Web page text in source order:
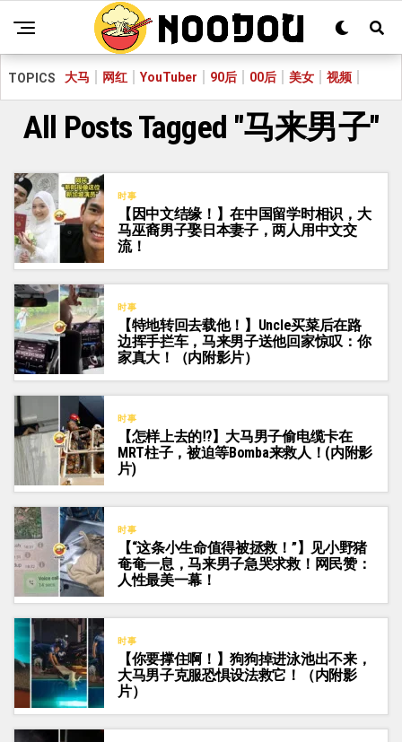
TOPICS 大马 网红 YouTuber 90后 00后 美女 视频
All Posts Tagged "马来男子"
时事
【因中文结缘！】在中国留学时相识，大
马巫裔男子娶日本妻子，两人用中文交
流！
时事
【特地转回去载他！】Uncle买菜后在路
边挥手拦车，马来男子送他回家惊叹：你
家真大！（内附影片）
时事
【怎样上去的⁉️】大马男子偷电缆卡在
MRT柱子，被迫等Bomba来救人！(内附影
片)
时事
【“这条小生命值得被拯救！”】见小野猪
奄奄一息，马来男子急哭求救！网民赞：
人性最美一幕！
时事
【你要撑住啊！】狗狗掉进泳池出不来，
大马男子克服恐惧设法救它！（内附影
片）